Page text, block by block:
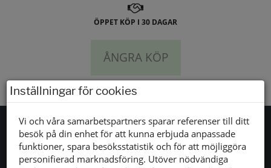
ÖPPET KÖP I 30 DAGAR
ÅNGRA KÖP
Inställningar för cookies
Vi och våra samarbetspartners sparar referenser till ditt
besök på din enhet för att kunna erbjuda anpassade
funktioner, spara besöksstatistik och för att möjliggöra
personifierad marknadsföring. Utöver nödvändiga
Tjänster